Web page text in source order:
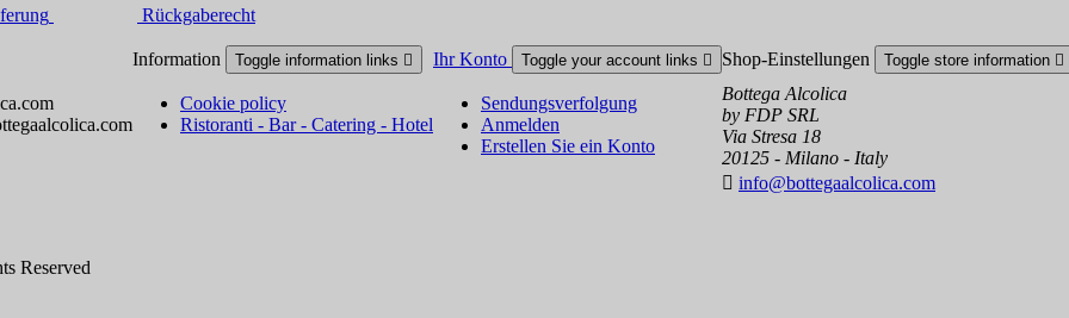
Rückgaberecht
Information Toggle information links 
Cookie policy
Ristoranti - Bar - Catering - Hotel
Ihr Konto Toggle your account links 
Sendungsverfolgung
Anmelden
Erstellen Sie ein Konto
Shop-Einstellungen Toggle store information 
Bottega Alcolica
by FDP SRL
Via Stresa 18
20125 - Milano - Italy
 info@bottegaalcolica.com
Reserved